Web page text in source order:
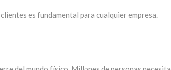
es fundamental para cualquier empresa.